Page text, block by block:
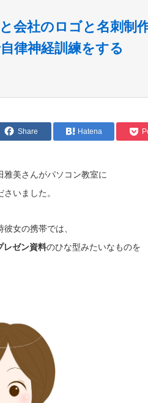
会社のロゴと名刺制
律神経訓練をする
Share Hatena
美さんがパソコン教室に
いました。
女の携帯では、
レゼン資料のひな型みたいなものを